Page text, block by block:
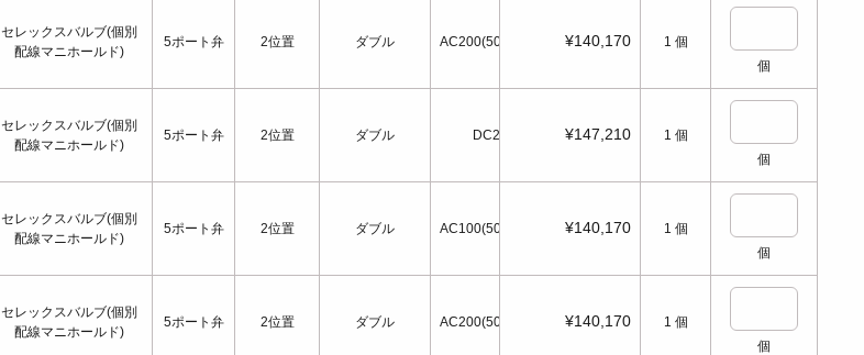
セレックスバルブ(個別
配線マニホールド)
5ポート弁 2位置 ダブル AC200(50/60Hz)
セレックスバルブ(個別
配線マニホールド)
5ポート弁 2位置 ダブル DC24
セレックスバルブ(個別
配線マニホールド)
5ポート弁 2位置 ダブル AC100(50/60Hz)
セレックスバルブ(個別
配線マニホールド)
5ポート弁 2位置 ダブル AC200(50/60Hz)
¥140,170 1 個
個
¥147,210 1 個
個
¥140,170 1 個
個
¥140,170 1 個
個